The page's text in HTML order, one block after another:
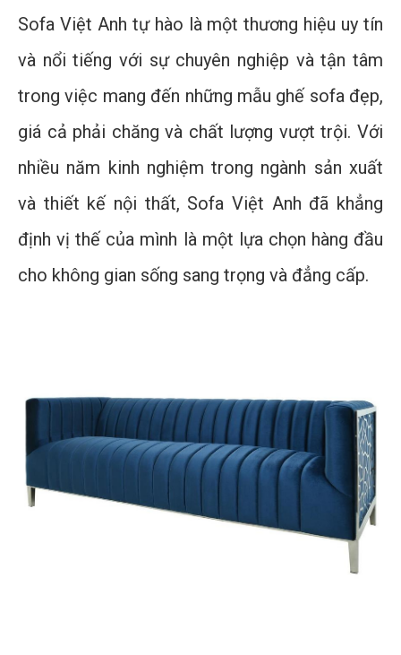
Sofa Việt Anh tự hào là một thương hiệu uy tín
và nổi tiếng với sự chuyên nghiệp và tận tâm
trong việc mang đến những mẫu ghế sofa đẹp,
giá cả phải chăng và chất lượng vượt trội. Với
nhiều năm kinh nghiệm trong ngành sản xuất
và thiết kế nội thất, Sofa Việt Anh đã khẳng
định vị thế của mình là một lựa chọn hàng đầu
cho không gian sống sang trọng và đẳng cấp.